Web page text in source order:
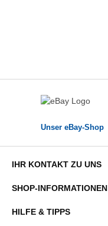
Unser eBay-Shop
IHR KONTAKT ZU UNS
SHOP-INFORMATIONEN
HILFE & TIPPS